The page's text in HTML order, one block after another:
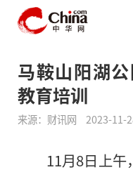
马鞍山阳湖
教育培训
来源：财讯网 2023-11-
11月8日上午